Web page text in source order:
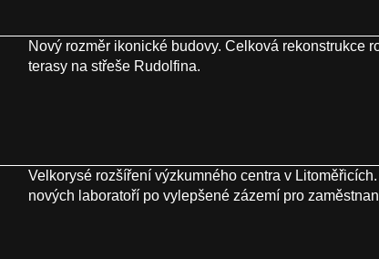
Nový rozměr ikonické budovy. Celková rekonstrukce
terasy na střeše Rudolfina.
Velkorysé rozšíření výzkumného centra v Litoměřicích.
nových laboratoří po vylepšené zázemí pro